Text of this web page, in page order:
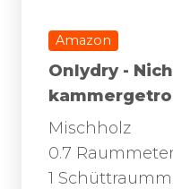
Amazon
Onlydry -
Mischholz
0.7
1